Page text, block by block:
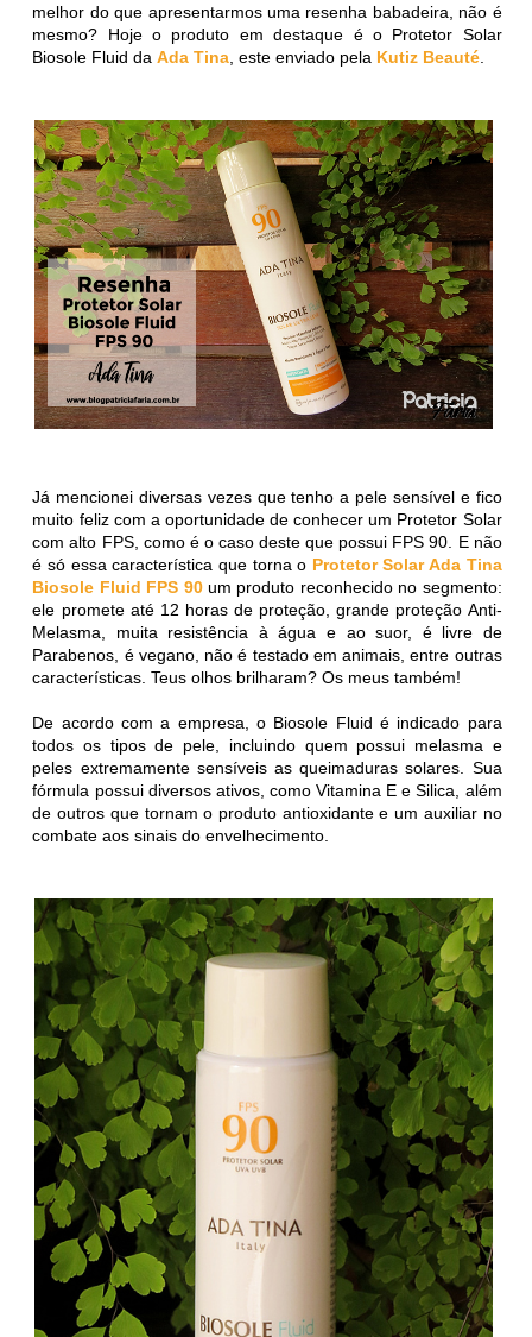
melhor do que apresentarmos uma resenha babadeira, não é
mesmo? Hoje o produto em destaque é o Protetor Solar
Biosole Fluid daAda Tina , este enviado pela Kutiz Beauté
Já mencionei diversas vezes que tenho a pele sensível e fico
muito feliz com a oportunidade de conhecer um Protetor Solar
com alto FPS, como é o caso deste que possui FPS 90. E não
é só essa característica que torna o Protetor Solar Ada Tina
Biosole Fluid FPS 90um produto reconhecido no segmento:
ele promete até 12 horas de proteção, grande proteção Anti-
Melasma, muita resistência à água e ao suor, é livre de
Parabenos, é vegano, não é testado em animais, entre outras
características. Teus olhos brilharam? Os meus também!
De acordo com a empresa, o Biosole Fluid é indicado para
todos os tipos de pele, incluindo quem possui melasma e
peles extremamente sensíveis as queimaduras solares. Sua
fórmula possui diversos ativos, como Vitamina E e Silica, além
de outros que tornam o produto antioxidante e um auxiliar no
combate aos sinais do envelhecimento.